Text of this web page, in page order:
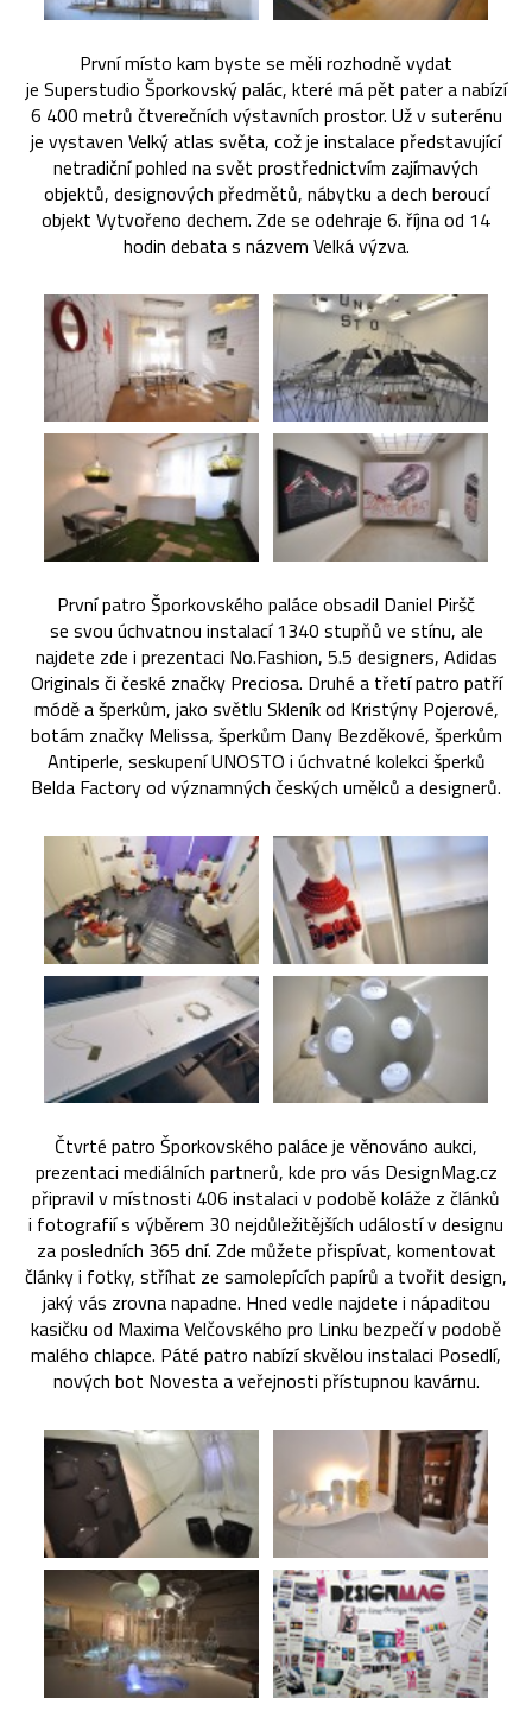
První místo kam byste se měli rozhodně vydat
je Superstudio Šporkovský palác, které má pět pater a nabízí
6 400 metrů čtverečních výstavních prostor. Už v suterénu
je vystaven Velký atlas světa, což je instalace představující
netradiční pohled na svět prostřednictvím zajímavých
objektů, designových předmětů, nábytku a dech beroucí
objekt Vytvořeno dechem. Zde se odehraje 6. října od 14
hodin debata s názvem Velká výzva.
První patro Šporkovského paláce obsadil Daniel Piršč
se svou úchvatnou instalací 1340 stupňů ve stínu, ale
najdete zde i prezentaci No.Fashion, 5.5 designers, Adidas
Originals či české značky Preciosa. Druhé a třetí patro patří
módě a šperkům, jako světlu Skleník od Kristýny Pojerové,
botám značky Melissa, šperkům Dany Bezděkové, šperkům
Antiperle, seskupení UNOSTO i úchvatné kolekci šperků
Belda Factory od významných českých umělců a designerů.
Čtvrté patro Šporkovského paláce je věnováno aukci,
prezentaci mediálních partnerů, kde pro vás DesignMag.cz
připravil v místnosti 406 instalaci v podobě koláže z článků
i fotografií s výběrem 30 nejdůležitějších událostí v designu
za posledních 365 dní. Zde můžete přispívat, komentovat
články i fotky, stříhat ze samolepících papírů a tvořit design,
jaký vás zrovna napadne. Hned vedle najdete i nápaditou
kasičku od Maxima Velčovského pro Linku bezpečí v podobě
malého chlapce. Páté patro nabízí skvělou instalaci Posedlí,
nových bot Novesta a veřejnosti přístupnou kavárnu.